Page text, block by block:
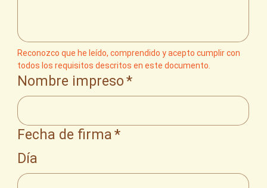
Reconozco que he leído, comprendido y acepto cumplir con
todos los requisitos descritos en este documento.
Nombre impreso*
Fecha de firma*
Día